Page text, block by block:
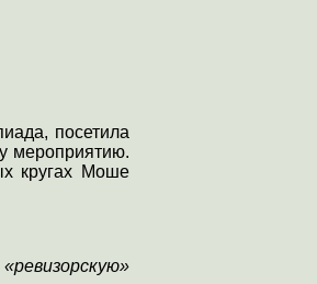
посетила
мероприятию.
кругах Моше